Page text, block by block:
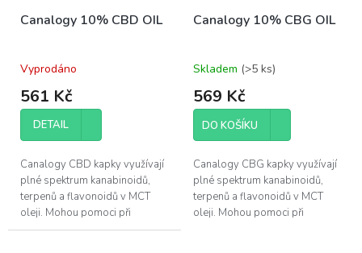
Canalogy 10% CBD OIL
Vyprodáno
561 Kč
DETAIL
Canalogy CBD kapky využívají
plné spektrum kanabinoidů,
terpenů a flavonoidů v MCT
oleji. Mohou pomoci při
regeneraci svalů a zlepšení
Canalogy 10% CBG OIL
Skladem (>5 ks)
569 Kč
DO KOŠÍKU
Canalogy CBG kapky využívají
plné spektrum kanabinoidů,
terpenů a flavonoidů v MCT
oleji. Mohou pomoci při